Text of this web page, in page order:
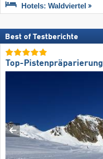
Hotels: Waldviertel
Best of Testberichte
Top-Pistenpräparierung